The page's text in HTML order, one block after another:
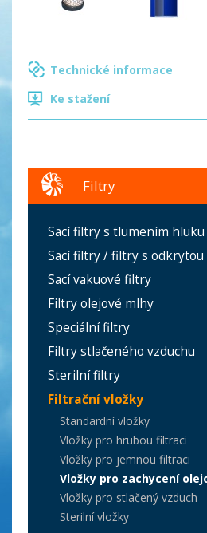
Technické informace
Ke stažení
Filtry
Sací filtry s tlumením hluku
Sací filtry / filtry s odkrytou
Sací vakuové filtry
Filtry olejové mlhy
Speciální filtry
Filtry stlačeného vzduchu
Sterilní filtry
Filtrační vložky
Standardní vložky
Vložky pro hrubou filtraci
Vložky pro jemnou filtraci
Vložky pro zachycení
Vložky pro stlačený vzduch
Sterilní vložky